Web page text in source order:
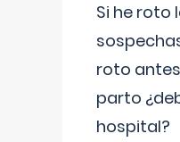
Si he roto
roto
parto
hospital?